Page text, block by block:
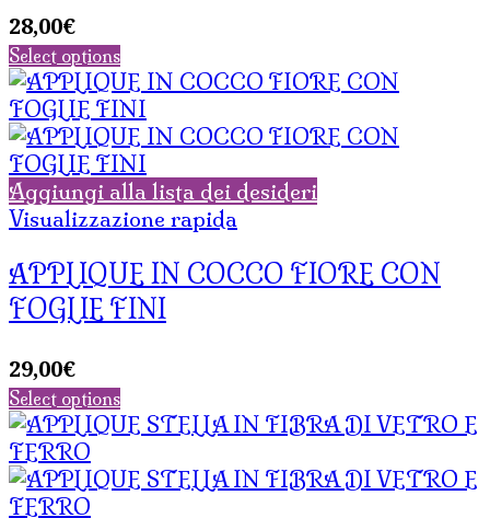
28,00€
Select options
Aggiungi alla lista dei desideri
Visualizzazione rapida
APPLIQUE IN COCCO FIORE CON
FOGLIE FINI
29,00€
Select options